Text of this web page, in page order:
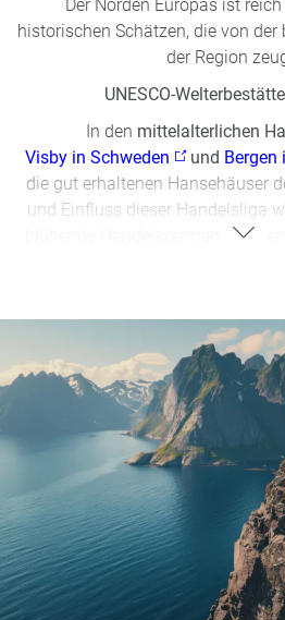
Der Norden Europas ist
historischen Schätzen, die von
der Region
UNESCO-
In den mittelalterlichen
Visby in Schweden
und Bergen
die gut erhaltenen Hansehäuser
und Einfluss dieser Handelsliga
blühende Handelszentren,
DieKönigreiche Norwegen,
spielten ebenfalls eine zentrale
Geschichte. Ihre Herrscher
und Burgen,wie das Schloss
das Schloss Kronborg in
beliebte Touristenziele sind,
und dem Einfluss der
Auch der
Þingvellir-Nationalpark
Weltkulturerbe, das für seine
Besonderheiten bekannt ist. Hier
nordamerikanische tektonische
ist der historische Ort des althingi,